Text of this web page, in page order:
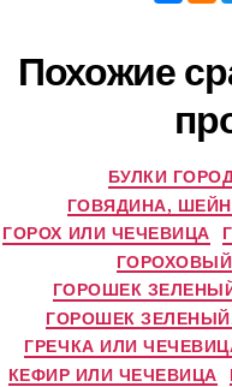
Похожие
БУЛКИ
ГОВЯДИНА,
ГОРОХ ИЛИ ЧЕЧЕВИЦА
ГОРОШЕК
ГОРОШЕК
ГРЕЧКА ИЛИ
КЕФИР ИЛИ ЧЕЧЕВИЦА